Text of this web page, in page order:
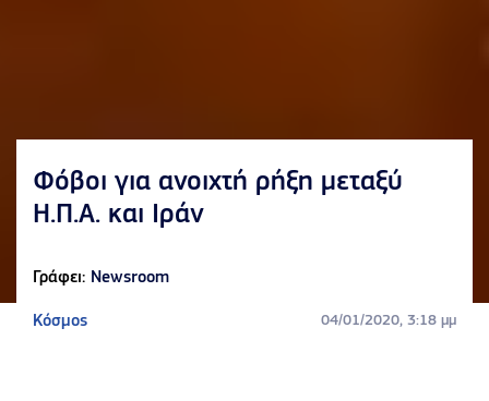
Φόβοι για ανοιχτή ρήξη μεταξύ
Η.Π.Α. και Ιράν
Γράφει: Newsroom
Κόσμος 04/01/2020, 3:18 μμ